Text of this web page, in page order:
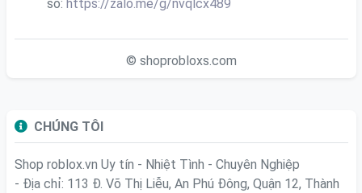
số: https://zalo.me/g/nvqlcx489
© shoprobloxs.com
CHÚNG TÔI
Shop roblox.vn Uy tín - Nhiệt Tình - Chuyên Nghiệp
- Địa chỉ: 113 Đ. Võ Thị Liễu, An Phú Đông, Quận 12, Thành